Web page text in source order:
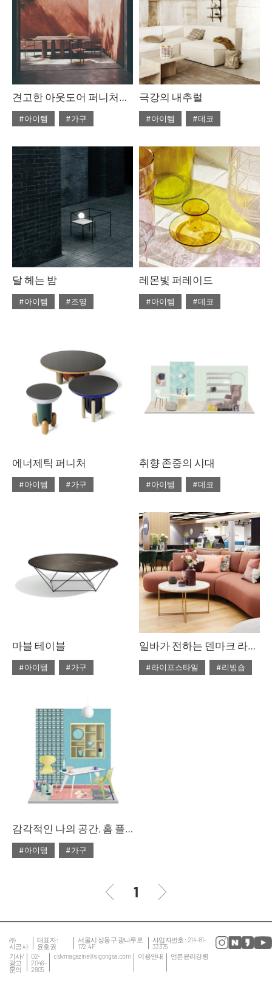
견고한 아웃도어 퍼니처를 찾고 있다면
#아이템
#가구
#ISSUE263
#테이블
극강의 내추럴
#아이템
#데코
#6월호 뉴
#뉴
#디올
#라탄
#리넨
#우드
#의자
#자라홈
#조명
#체어
#테이블
#토즈
#펌리빙
달 헤는 밤
#아이템
#조명
#조명 디자인
#테이블
#트렌드
레몬빛 퍼레이드
#아이템
#데코
#에르메스
#테이블
#토즈
#패션
에너제틱 퍼니처
#아이템
#가구
#쇼핑
#의자
#체어
#테이블
취향 존중의 시대
#아이템
#데코
#4월호 룩
#가구
#데코
#룩
#소품
#스타일링
#의자
#조명
#집 꾸미기
#체어
#테이블
#패브릭
마블 테이블
#아이템
#가구
#대리석
#마블
#마블 테이블
#쇼핑
#테이블
일바가 전하는 덴마크 라이프스타일
#라이프스타일
#리빙숍
감각적인 나의 공간, 홈 플레이스
#아이템
#가구
#소품
#의자
#인테리어
#조명
#집 꾸미기
#침실
#테이블
1
㈜
시공사
대표자 :
윤호권
서울시 성동구 광나루로
172, 4F
사업자번호 : 214-81-
33375
기사/
광고
문의
02-
2046-
2805
cslvmagazine@sigongsa.com 이용안내 언론윤리강령